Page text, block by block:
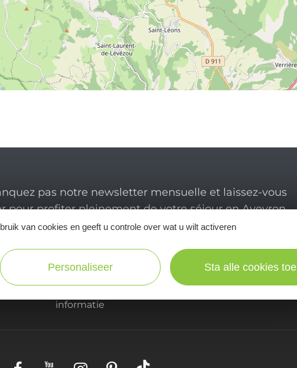
pas notre newsletter mensuelle et laissez-vous
pour profiter pleinement de votre séjour en Aveyron.
informatie
van cookies en geeft u controle over wat u wilt activeren
Personaliseer Sta alle cookies toe